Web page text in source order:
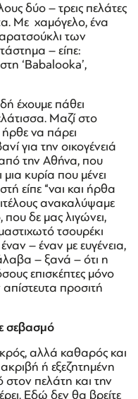
δύο – τρεις πελάτες
Με χαμόγελο, ένα
των
– είπε:
‘Babalooka’,
έχουμε πάθει
Μαζί στο
να πάρει
για την οικογένειά
την Αθήνα, που
κυρία που μένει
είπε “ναι και ήρθα
ανακαλύψαμε
δε μας λιγώνει,
τσουρέκι
– έναν με ευγένεια,
– ξανά – ότι η
επισκέπτες μόνο
προσιτή
σεβασμό
αλλά καθαρός και
ή εξεζητημένη
πελάτη και την
Εδώ δεν θα βρείτε